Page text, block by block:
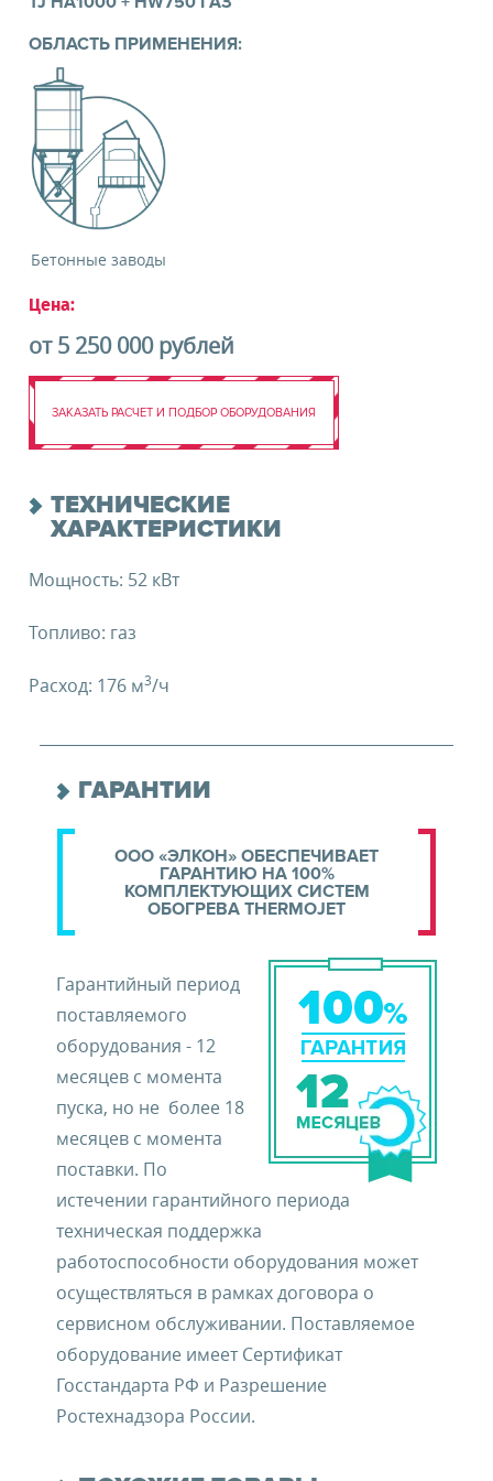
ОБЛАСТЬ ПРИМЕНЕНИЯ:
Бетонные заводы
Цена:
от 5 250 000 рублей
ЗАКАЗАТЬ РАСЧЕТ И ПОДБОР ОБОРУДОВАНИЯ
ТЕХНИЧЕСКИЕ
ХАРАКТЕРИСТИКИ
Мощность: 52 кВт
Топливо: газ
Расход: 176 м3/ч
ГАРАНТИИ
ООО «ЭЛКОН» ОБЕСПЕЧИВАЕТ
ГАРАНТИЮ НА 100%
КОМПЛЕКТУЮЩИХ СИСТЕМ
ОБОГРЕВА THERMOJET
Гарантийный период
поставляемого
оборудования - 12
месяцев с момента
пуска, но не более 18
месяцев с момента
поставки. По
истечении гарантийного периода
техническая поддержка
работоспособности оборудования может
осуществляться в рамках договора о
сервисном обслуживании. Поставляемое
оборудование имеет Сертификат
Госстандарта РФ и Разрешение
Ростехнадзора России.